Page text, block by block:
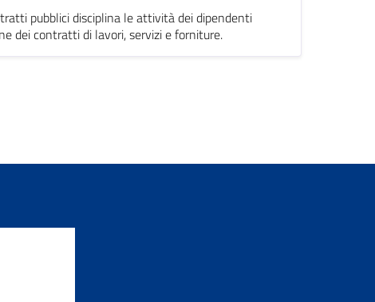
pubblici disciplina le attività dei dipendenti
dei contratti di lavori, servizi e forniture.